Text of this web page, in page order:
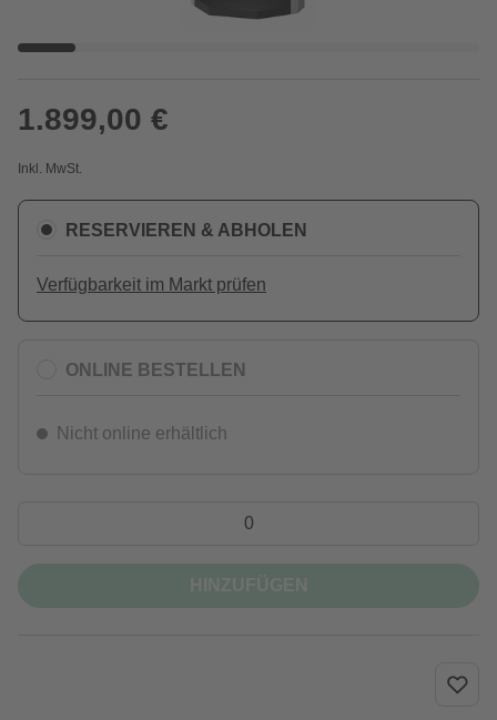
1.899,00 €
Inkl. MwSt.
RESERVIEREN & ABHOLEN
Verfügbarkeit im Markt prüfen
ONLINE BESTELLEN
Nicht online erhältlich